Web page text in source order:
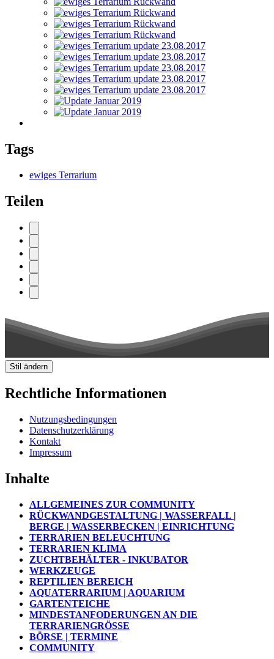
Tags
ewiges Terrarium
Teilen
Stil ändern
Rechtliche Informationen
Nutzungsbedingungen
Datenschutzerklärung
Kontakt
Impressum
Inhalte
ALLGEMEINES ZUR COMMUNITY
RÜCKWANDGESTALTUNG | WASSERFALL |
BERGE | WASSERBECKEN | EINRICHTUNG
TERRARIEN BELEUCHTUNG
TERRARIEN KLIMA
ZUCHTBEHÄLTER - INKUBATOR
WERKZEUGE
REPTILIEN BEREICH
AQUATERRARIUM | AQUARIUM
GARTENTEICHE
MINDESTANFODERUNGEN AN DIE
TERRARIENGRÖSSE
BÖRSE | TERMINE
COMMUNITY